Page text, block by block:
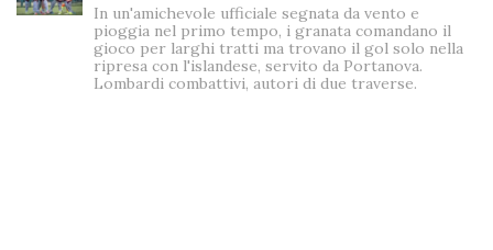
In un'amichevole ufficiale segnata da vento e
pioggia nel primo tempo, i granata comandano il
gioco per larghi tratti ma trovano il gol solo nella
ripresa con l'islandese, servito da Portanova.
Lombardi combattivi, autori di due traverse.